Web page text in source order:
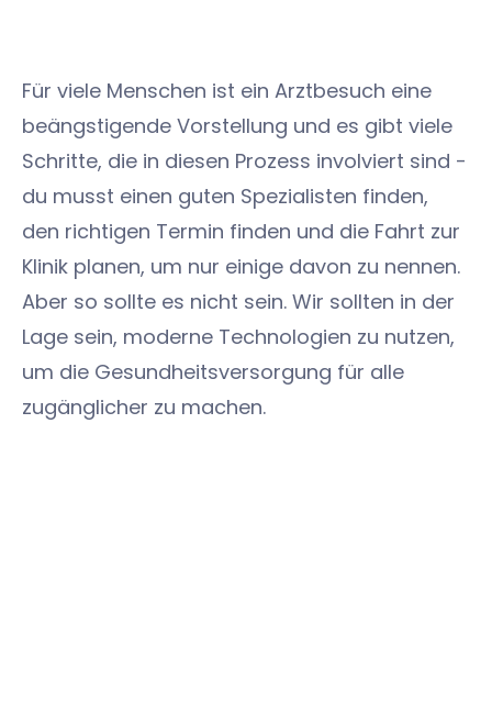
Für viele Menschen ist ein Arztbesuch eine
beängstigende Vorstellung und es gibt viele
Schritte, die in diesen Prozess involviert sind -
du musst einen guten Spezialisten finden,
den richtigen Termin finden und die Fahrt zur
Klinik planen, um nur einige davon zu nennen.
Aber so sollte es nicht sein. Wir sollten in der
Lage sein, moderne Technologien zu nutzen,
um die Gesundheitsversorgung für alle
zugänglicher zu machen.